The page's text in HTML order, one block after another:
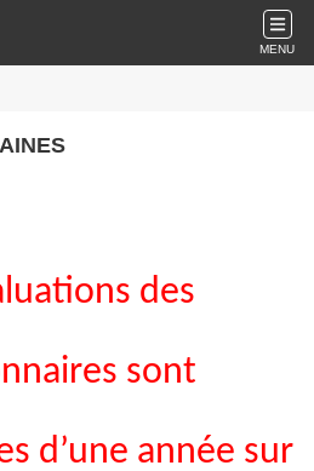
MENU
des
sont
d’une année sur